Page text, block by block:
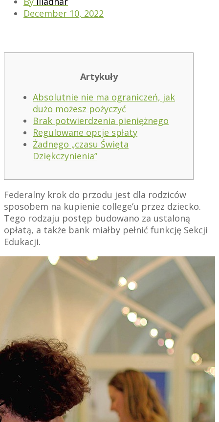
December 10, 2022
Artykuły
Absolutnie nie ma ograniczeń, jak
dużo możesz pożyczyć
Brak potwierdzenia pieniężnego
Regulowane opcje spłaty
Żadnego „czasu Święta
Dziękczynienia”
Federalny krok do przodu jest dla rodziców
sposobem na kupienie college’u przez dziecko.
Tego rodzaju postęp budowano za ustaloną
opłatą, a także bank miałby pełnić funkcję Sekcji
Edukacji.